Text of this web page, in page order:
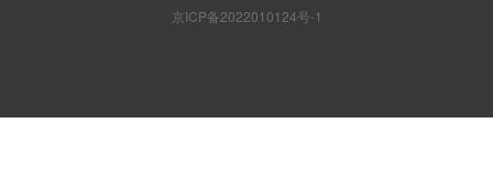
京ICP备2022010124号-1